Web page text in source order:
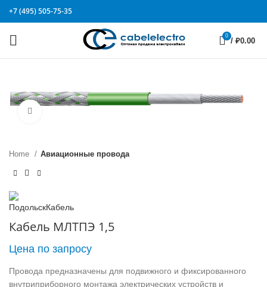
+7 (495) 505-75-35
0
/ ₽0.00
Home Авиационные провода
Кабель МЛТПЭ 1,5
Цена по запросу
Провода предназначены для подвижного и фиксированного
внутриприборного монтажа электрических устройств и